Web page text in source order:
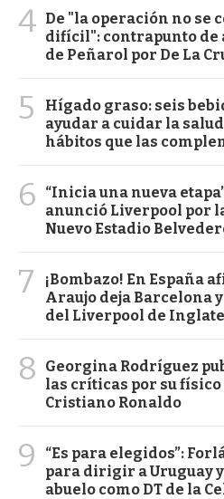
4 De "la operación no se
difícil": contrapunto de
de Peñarol por De La
5
Hígado graso: seis
ayudar a cuidar la
hábitos que las
6
“Inicia una nueva
anunció Liverpool por
Nuevo Estadio
7
¡Bombazo! En España
Araujo deja Barcelona
del Liverpool de
8
Georgina Rodríguez
las críticas por su
Cristiano Ronaldo
9
“Es para elegidos”:
para dirigir a Uruguay
abuelo como DT de la